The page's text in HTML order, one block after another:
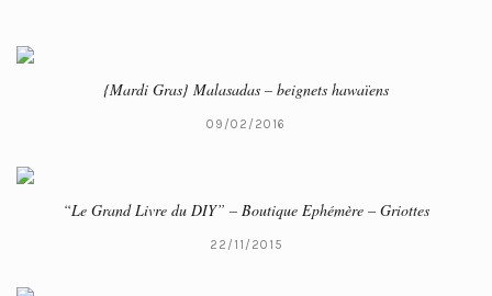
{Mardi Gras} Malasadas – beignets hawaïens
09/02/2016
“Le Grand Livre du DIY” – Boutique Ephémère – Griottes
22/11/2015